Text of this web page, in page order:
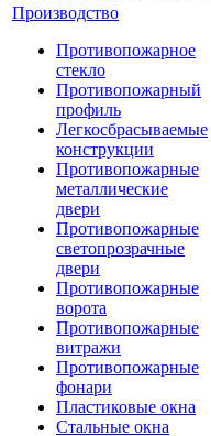
Производство
Противопожарное
стекло
Противопожарный
профиль
Легкосбрасываемые
конструкции
Противопожарные
металлические
двери
Противопожарные
светопрозрачные
двери
Противопожарные
ворота
Противопожарные
витражи
Противопожарные
фонари
Пластиковые окна
Стальные окна